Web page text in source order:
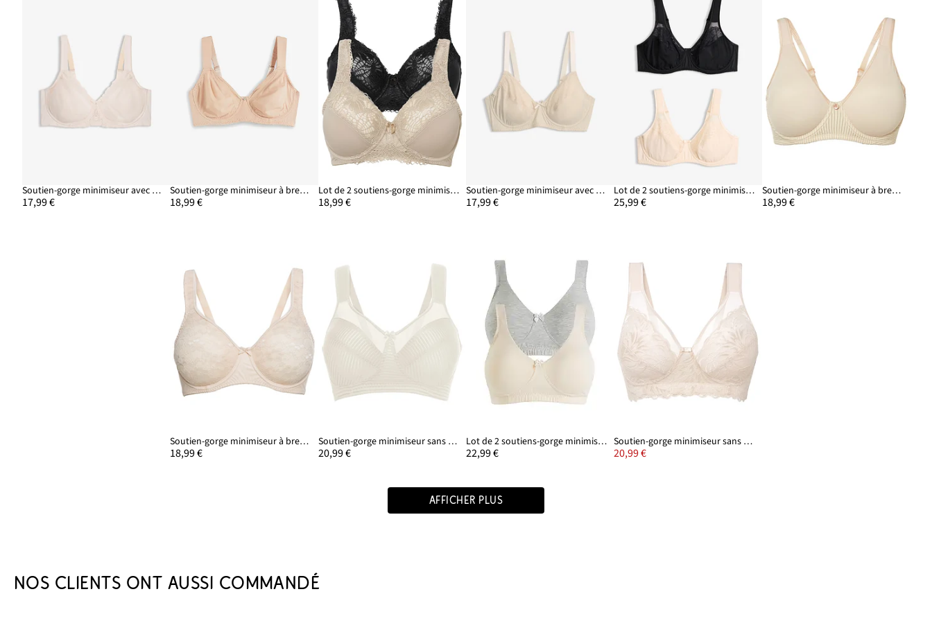
Soutien-gorge minimiseur avec bretelles rembourrées
17,99 €
Soutien-gorge minimiseur à bretelles rembourrées
18,99 €
Lot de 2 soutiens-gorge minimiseurs à bretelles rembourrées
18,99 €
Soutien-gorge minimiseur avec mesh
17,99 €
Lot de 2 soutiens-gorge minimiseurs à bretelles rembourrées
25,99 €
Soutien-gorge minimiseur à bretelles rembourrées
18,99 €
Soutien-gorge minimiseur à bretelles rembourrées
18,99 €
Soutien-gorge minimiseur sans armatures à bretelles rembourrées
20,99 €
Lot de 2 soutiens-gorge minimiseurs moulés sans armatures en coton
22,99 €
Soutien-gorge minimiseur sans armatures, bretelles rembourrées
20,99 €
AFFICHER PLUS
NOS CLIENTS ONT AUSSI COMMANDÉ